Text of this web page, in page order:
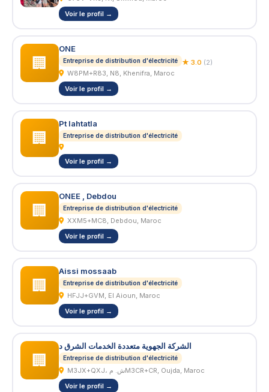
Voir le profil →
🏢
ONE
Entreprise de distribution d'électricité ★ 3.0 (2)
W8PM+R83, N8, Khenifra, Maroc
Voir le profil →
🏢
Pt lahtatla
Entreprise de distribution d'électricité
Voir le profil →
🏢
ONEE , Debdou
Entreprise de distribution d'électricité
XXM5+MC8, Debdou, Maroc
Voir le profil →
🏢
Aissi mossaab
Entreprise de distribution d'électricité
HFJJ+GVM, El Aioun, Maroc
Voir le profil →
🏢
الشركة الجهوية متعددة الخدمات الشرق د
Entreprise de distribution d'électricité
M3JX+QXJ، ش. مM3CR+CR, Oujda, Maroc
Voir le profil →